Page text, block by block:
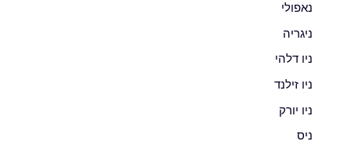
נאפולי
ניגריה
ניו דלהי
ניו זילנד
ניו יורק
ניס